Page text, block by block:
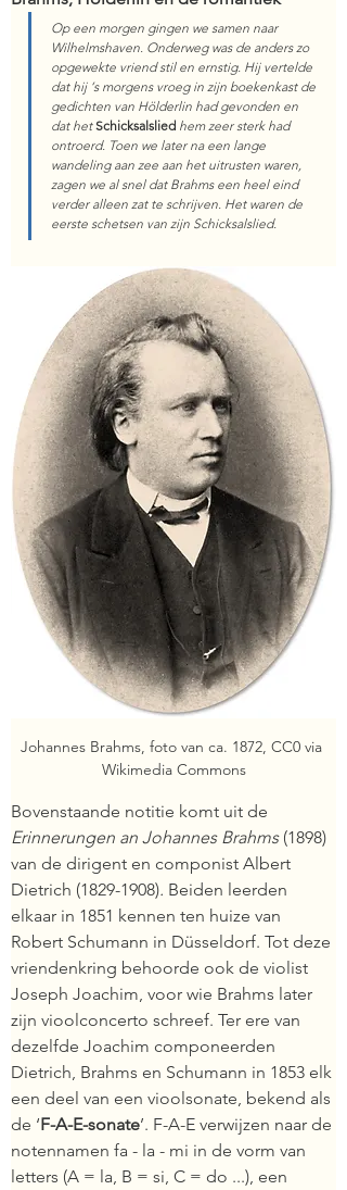
Op een morgen gingen we samen naar
Wilhelmshaven. Onderweg was de anders zo
opgewekte vriend stil en ernstig. Hij vertelde
dat hij ‘s morgens vroeg in zijn boekenkast de
gedichten van Hölderlin had gevonden en
dat het Schicksalslied hem zeer sterk had
ontroerd. Toen we later na een lange
wandeling aan zee aan het uitrusten waren,
zagen we al snel dat Brahms een heel eind
verder alleen zat te schrijven. Het waren de
eerste schetsen van zijn Schicksalslied.
Johannes Brahms, foto van ca. 1872, CC0 via
Wikimedia Commons
Bovenstaande notitie komt uit de
Erinnerungen an Johannes Brahms (1898)
van de dirigent en componist Albert
Dietrich (1829-1908). Beiden leerden
elkaar in 1851 kennen ten huize van
Robert Schumann in Düsseldorf. Tot deze
vriendenkring behoorde ook de violist
Joseph Joachim, voor wie Brahms later
zijn vioolconcerto schreef. Ter ere van
dezelfde Joachim componeerden
Dietrich, Brahms en Schumann in 1853 elk
een deel van een vioolsonate, bekend als
de ‘F-A-E-sonate’. F-A-E verwijzen naar de
notennamen fa - la - mi in de vorm van
letters (A = la, B = si, C = do ...), een